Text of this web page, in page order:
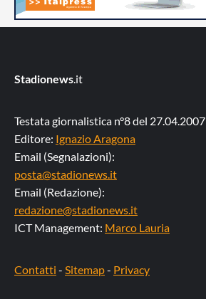
Stadionews .it
Testata giornalistica n°8 del 27.04.2007
Editore: Ignazio Aragona
Email (Segnalazioni):
posta@stadionews.it
Email (Redazione):
redazione@stadionews.it
ICT Management: Marco Lauria
Contatti - Sitemap- Privacy